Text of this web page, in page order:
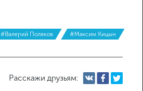
#Валерий Поляков #Максим Кицын
Расскажи друзьям: